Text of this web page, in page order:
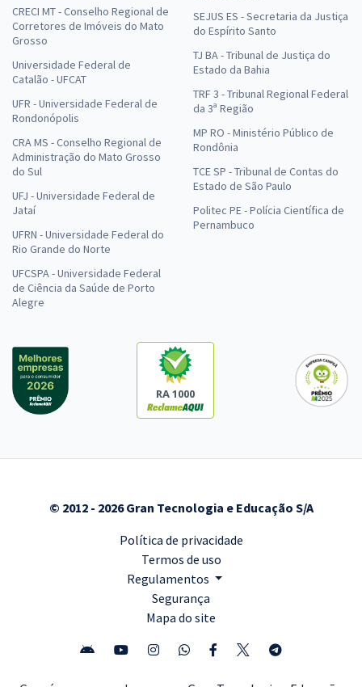
CRECI MT - Conselho Regional de
Corretores de Imóveis do Mato
Grosso
Universidade Federal de
Catalão - UFCAT
UFR - Universidade Federal de
Rondonópolis
CRA MS - Conselho Regional de
Administração do Mato Grosso
do Sul
UFJ - Universidade Federal de
Jataí
UFRN - Universidade Federal do
Rio Grande do Norte
UFCSPA - Universidade Federal
de Ciência da Saúde de Porto
Alegre
SEJUS ES - Secretaria da Justiça
do Espírito Santo
TJ BA - Tribunal de Justiça do
Estado da Bahia
TRF 3 - Tribunal Regional Federal
da 3ª Região
MP RO - Ministério Público de
Rondônia
TCE SP - Tribunal de Contas do
Estado de São Paulo
Politec PE - Polícia Científica de
Pernambuco
RA 1000
© 2012 - 2026 Gran Tecnologia e Educação S/A
Política de privacidade
Termos de uso
Regulamentos
Segurança
Mapa do site